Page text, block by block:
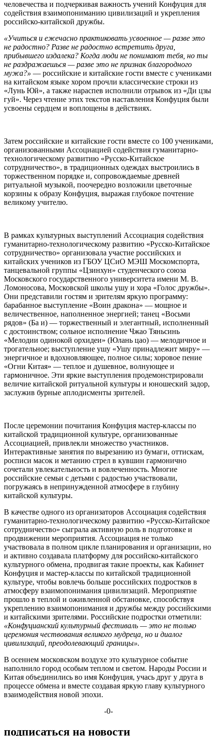
человечества и подчеркивая важность учений Конфуция для
содействия взаимопониманию цивилизаций и укрепления
российско-китайской дружбы.
«Учиться и ежечасно практиковать усвоенное — разве это
не радостно? Разве не радостно встретить друга,
прибывшего издалека? Когда люди не понимают тебя, но ты
не раздражаешься — разве это не признак благородного
мужа?» — российские и китайские гости вместе с учениками
на китайском языке хором прочли классические строки из
«Лунь Юй», а также нараспев исполнили отрывок из «Ди цзы
гуй». Через чтение этих текстов наставления Конфуция были
усвоены сердцем и воплощены в действиях.
Затем российские и китайские гости вместе со 100 учениками,
организованными Ассоциацией содействия гуманитарно-
технологическому развитию «Русско-Китайское
сотрудничество», в традиционных одеждах выстроились в
торжественном порядке и, сопровождаемые древней
ритуальной музыкой, поочередно возложили цветочные
корзины к образу Конфуция, выражая глубокое почтение
великому учителю.
В рамках культурных выступлений Ассоциация содействия
гуманитарно-технологическому развитию «Русско-Китайское
сотрудничество» организовала участие российских и
китайских учеников из ГБОУ ЦСиО МЭШ Москомспорта,
танцевальной группы «Цзинхун» студенческого союза
Московского государственного университета имени М. В.
Ломоносова, Московской школы ушу и хора «Голос дружбы».
Они представили гостям и зрителям яркую программу:
барабанное выступление «Воин дракона» — мощное и
величественное, наполненное энергией; танец «Восьми
рядов» (Ба и) — торжественный и элегантный, исполненный
с достоинством; сольное исполнение Чжао Тяньсинь
«Мелодии одинокой орхидеи» (Юлань цао) — мелодичное и
трогательное; выступление ушу «Ушу принадлежит миру» —
энергичное и вдохновляющее, полное силы; хоровое пение
«Огни Китая» — теплое и душевное, волнующее и
гармоничное. Эти яркие выступления продемонстрировали
величие китайской ритуальной культуры и юношеский задор,
заслужив бурные аплодисменты зрителей.
После церемонии почитания Конфуция мастер-классы по
китайской традиционной культуре, организованные
Ассоциацией, привлекли множество участников.
Интерактивные занятия по вырезанию из бумаги, оттискам,
росписи масок и метанию стрел в кувшин гармонично
сочетали увлекательность и вовлеченность. Многие
российские семьи с детьми с радостью участвовали,
погружаясь в непринужденной атмосфере в глубину
китайской культуры.
В качестве одного из организаторов Ассоциация содействия
гуманитарно-технологическому развитию «Русско-Китайское
сотрудничество» сыграла активную роль в подготовке и
продвижении мероприятия. Ассоциация не только
участвовала в полном цикле планирования и организации, но
и активно создавала платформу для российско-китайского
культурного обмена, продвигая такие проекты, как Кабинет
Конфуция и мастер-классы по китайской традиционной
культуре, чтобы вовлечь больше российских подростков в
атмосферу взаимопонимания цивилизаций. Мероприятие
прошло в теплой и оживленной обстановке, способствуя
укреплению взаимопонимания и дружбы между российскими
и китайскими зрителями. Российские подростки отметили:
«Конфуцианский культурный фестиваль — это не только
церемония чествования великого мудреца, но и диалог
цивилизаций, преодолевающий границы».
В осеннем московском воздухе это культурное событие
наполнило город особым теплом и светом. Народы России и
Китая объединились во имя Конфуция, учась друг у друга в
процессе обмена и вместе создавая яркую главу культурного
взаимодействия новой эпохи.
-0-
подписаться на новости